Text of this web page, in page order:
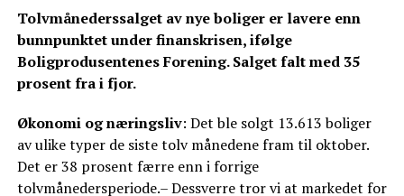
Tolvmånederssalget av nye boliger er lavere enn
bunnpunktet under finanskrisen, ifølge
Boligprodusentenes Forening. Salget falt med 35
prosent fra i fjor.
Økonomi og næringsliv: Det ble solgt 13.613 boliger
av ulike typer de siste tolv månedene fram til oktober.
Det er 38 prosent færre enn i forrige
tolvmånedersperiode.– Dessverre tror vi at markedet for